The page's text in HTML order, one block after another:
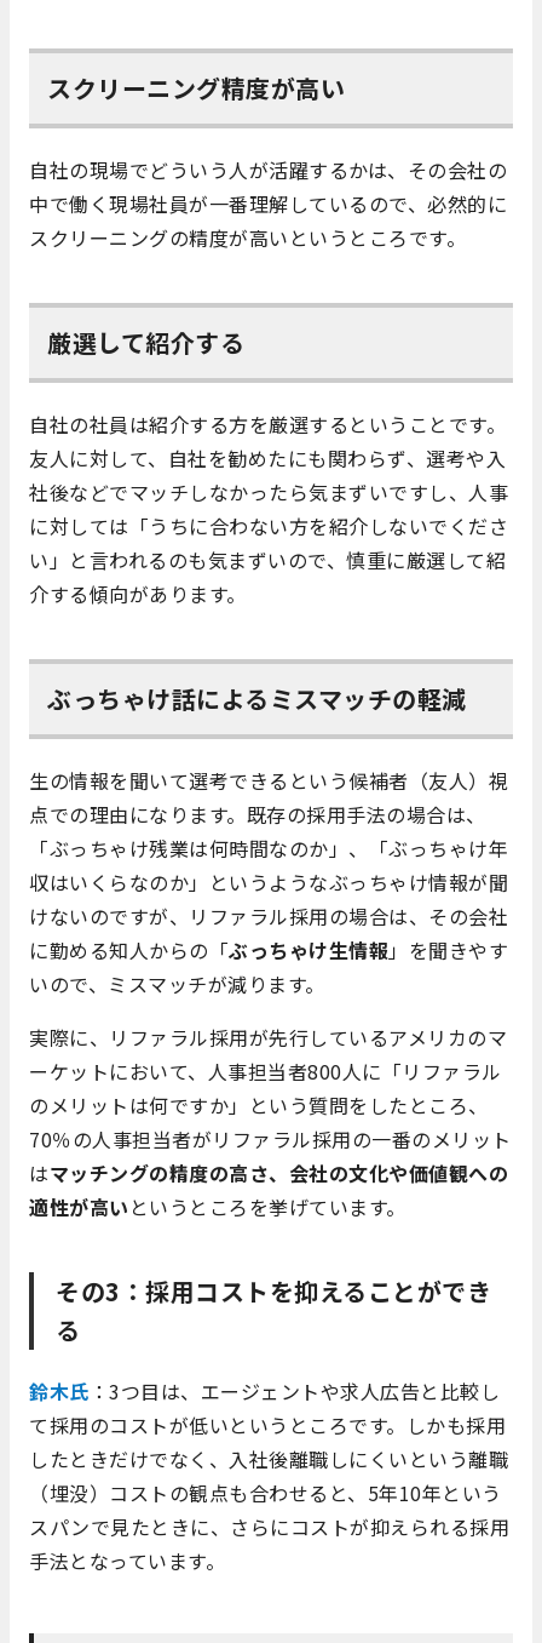
スクリーニング精度が高い
自社の現場でどういう人が活躍するかは、その会社の
中で働く現場社員が一番理解しているので、必然的に
スクリーニングの精度が高いというところです。
厳選して紹介する
自社の社員は紹介する方を厳選するということです。
友人に対して、自社を勧めたにも関わらず、選考や入
社後などでマッチしなかったら気まずいですし、人事
に対しては「うちに合わない方を紹介しないでくださ
い」と言われるのも気まずいので、慎重に厳選して紹
介する傾向があります。
ぶっちゃけ話によるミスマッチの軽減
生の情報を聞いて選考できるという候補者（友人）視
点での理由になります。既存の採用手法の場合は、
「ぶっちゃけ残業は何時間なのか」、「ぶっちゃけ年
収はいくらなのか」というようなぶっちゃけ情報が聞
けないのですが、リファラル採用の場合は、その会社
に勤める知人からの「ぶっちゃけ生情報」を聞きやす
いので、ミスマッチが減ります。
実際に、リファラル採用が先行しているアメリカのマ
ーケットにおいて、人事担当者800人に「リファラル
のメリットは何ですか」という質問をしたところ、
70％の人事担当者がリファラル採用の一番のメリット
はマッチングの精度の高さ、会社の文化や価値観への
適性が高い というところを挙げています。
その3：採用コストを抑えることができ
る
鈴木氏 ：3つ目は、エージェントや求人広告と比較し
て採用のコストが低いというところです。しかも採用
したときだけでなく、入社後離職しにくいという離職
（埋没）コストの観点も合わせると、5年10年という
スパンで見たときに、さらにコストが抑えられる採用
手法となっています。